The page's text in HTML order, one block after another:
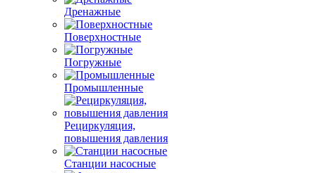
Дренажные
Поверхностные
Погружные
Промышленные
Рециркуляция,
повышения давления
Станции насосные